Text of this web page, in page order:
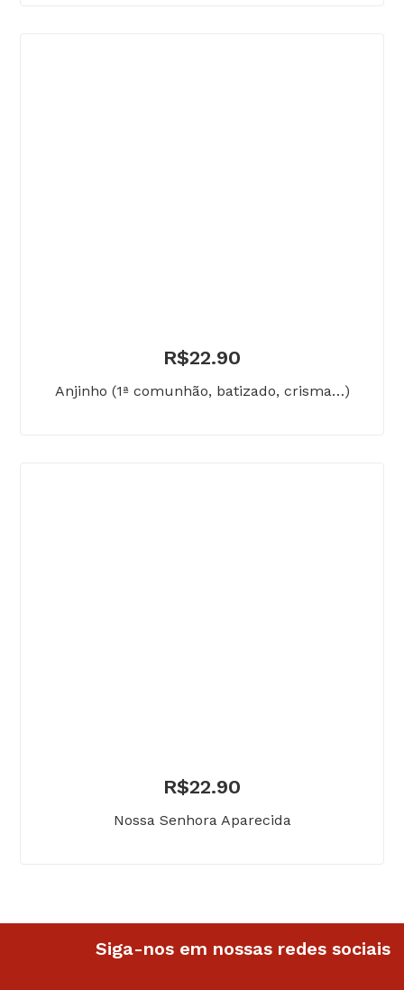
R$22.90
Anjinho (1ª comunhão, batizado, crisma…)
R$22.90
Nossa Senhora Aparecida
Siga-nos em nossas redes sociais